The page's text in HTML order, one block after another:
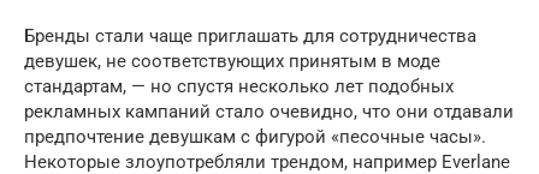
Бренды стали чаще приглашать для сотрудничества
девушек, не соответствующих принятым в моде
стандартам, — но спустя несколько лет подобных
рекламных кампаний стало очевидно, что они отдавали
предпочтение девушкам с фигурой «песочные часы».
Некоторые злоупотребляли трендом, например Everlane